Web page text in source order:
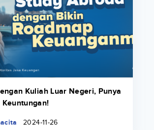
Kuliah Luar Negeri, Punya
Keuntungan!
2024-11-26